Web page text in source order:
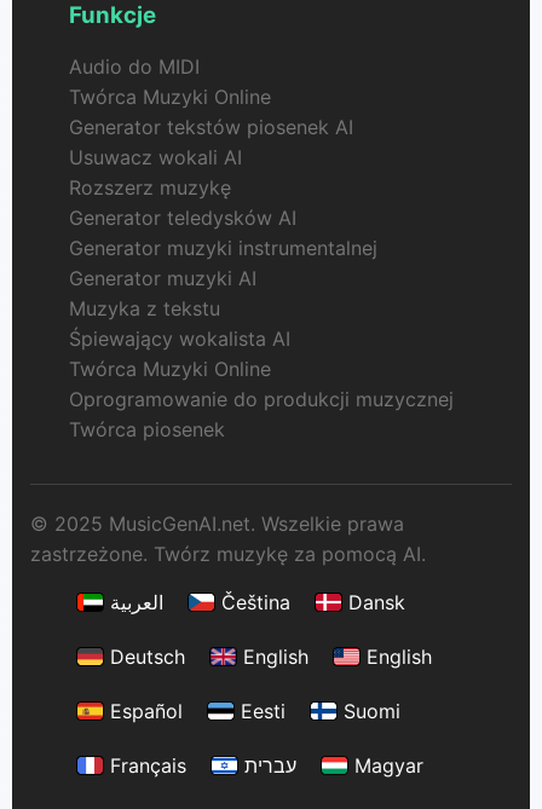
Funkcje
Audio do MIDI
Twórca Muzyki Online
Generator tekstów piosenek AI
Usuwacz wokali AI
Rozszerz muzykę
Generator teledysków AI
Generator muzyki instrumentalnej
Generator muzyki AI
Muzyka z tekstu
Śpiewający wokalista AI
Twórca Muzyki Online
Oprogramowanie do produkcji muzycznej
Twórca piosenek
© 2025 MusicGenAI.net. Wszelkie prawa
zastrzeżone. Twórz muzykę za pomocą AI.
العربية
Čeština Dansk
Deutsch English English
Español Eesti Suomi
Français עברית Magyar